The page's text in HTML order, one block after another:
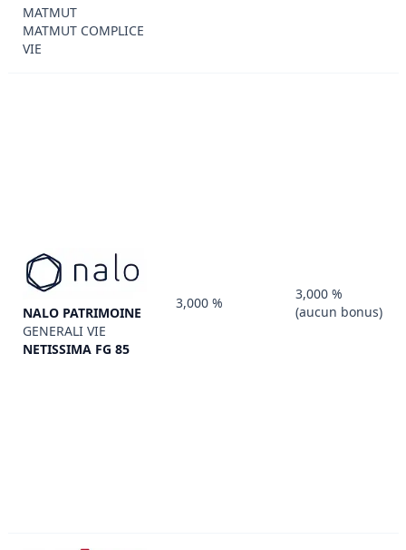
MATMUT
MATMUT COMPLICE
VIE
NALO PATRIMOINE
GENERALI VIE
NETISSIMA FG 85
3,000 %
3,000 %
(aucun bonus)